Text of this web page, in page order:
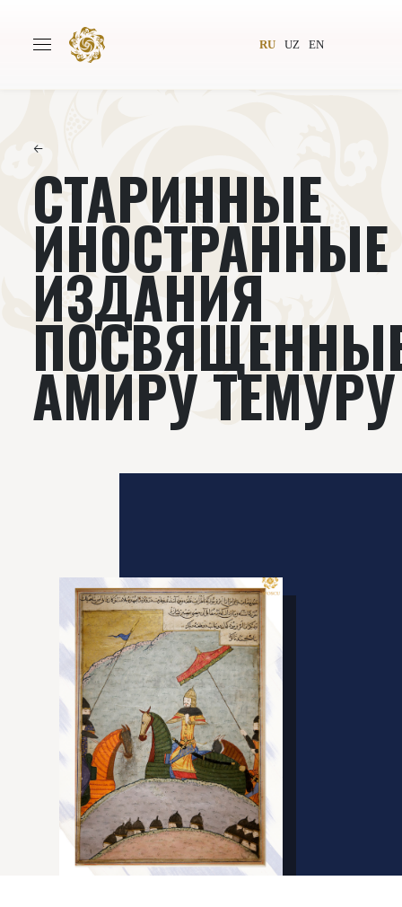
RU UZ EN
Всемирное общество
Издательство Новости
Проекты Подкасты
Книги Видеолекторий
←
СТАРИННЫЕ
ИНОСТРАННЫЕ
ИЗДАНИЯ
АМИРУ ТЕМУРУ